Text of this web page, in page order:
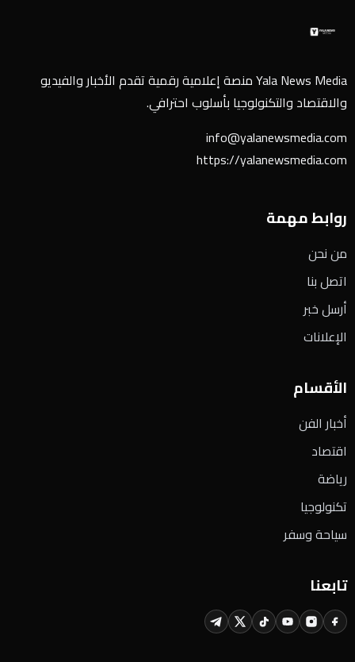
Yala News Media منصة إعلامية رقمية تقدم الأخبار والفيديو
والاقتصاد والتكنولوجيا بأسلوب احترافي.
info@yalanewsmedia.com
https://yalanewsmedia.com
روابط مهمة
من نحن
اتصل بنا
أرسل خبر
الإعلانات
الأقسام
أخبار الفن
اقتصاد
رياضة
تكنولوجيا
سياحة وسفر
تابعنا